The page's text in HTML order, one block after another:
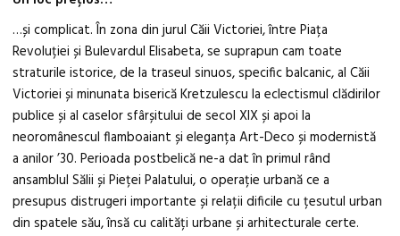
…și complicat. În zona din jurul Căii Victoriei, între Piața
Revoluției și Bulevardul Elisabeta, se suprapun cam toate
straturile istorice, de la traseul sinuos, specific balcanic, al Căii
Victoriei și minunata biserică Kretzulescu la eclectismul clădirilor
publice și al caselor sfârșitului de secol XIX și apoi la
neoromânescul flamboaiant și eleganța Art-Deco și modernistă
a anilor ’30. Perioada postbelică ne-a dat în primul rând
ansamblul Sălii și Pieței Palatului, o operație urbană ce a
presupus distrugeri importante și relații dificile cu țesutul urban
din spatele său, însă cu calități urbane și arhitecturale certe.